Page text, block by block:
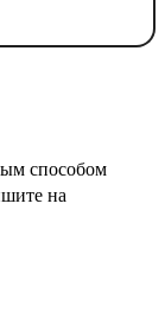
способом
на